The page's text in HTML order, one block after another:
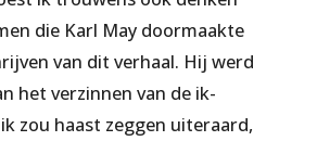
die Karl May doormaakte
van dit verhaal. Hij werd
het verzinnen van de ik-
zou haast zeggen uiteraard,